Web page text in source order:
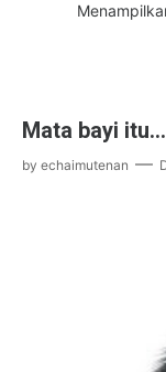
Mata bayi
by echaimutenan